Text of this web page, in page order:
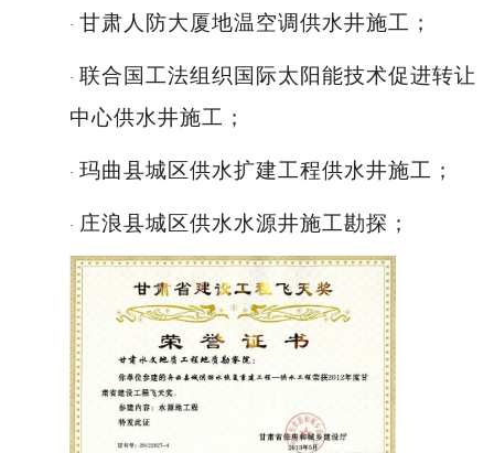
· 甘肃人防大厦地温空调供水井施工；
· 联合国工法组织国际太阳能技术促进转让
中心供水井施工；
· 玛曲县城区供水扩建工程供水井施工；
· 庄浪县城区供水水源井施工勘探；